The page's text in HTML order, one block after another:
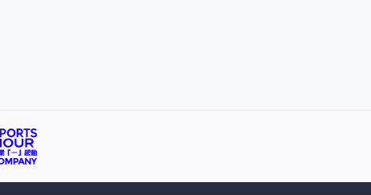
到客人致電。 稱不懂操作 事主：假嘅部電話 隨後，司機指
因自己不懂操作涉事的iPhone，於是向事主遞上拾獲的手
機：「佢有冇較靜音呀？妹妹你幫我睇吓佢係咪打咗過